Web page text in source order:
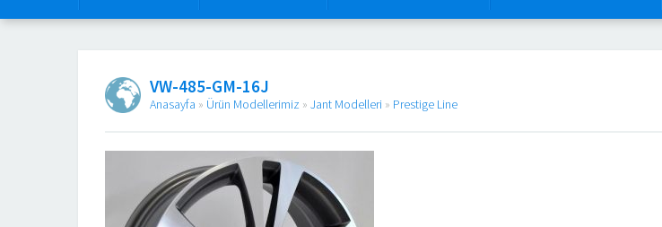
VW-485-GM-16J
Anasayfa » Ürün Modellerimiz » Jant Modelleri » Prestige Line